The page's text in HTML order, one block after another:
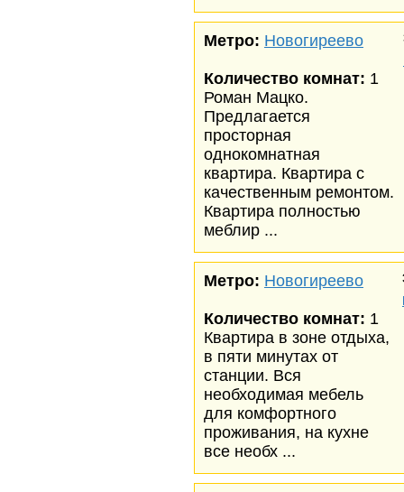
Метро: Новогиреево
Количество комнат: 1
Роман Мацко.
Предлагается
просторная
однокомнатная
квартира. Квартира с
качественным ремонтом.
Квартира полностью
меблир ...
Метро: Новогиреево
Количество комнат: 1
Квартира в зоне отдыха,
в пяти минутах от
станции. Вся
необходимая мебель
для комфортного
проживания, на кухне
все необх ...